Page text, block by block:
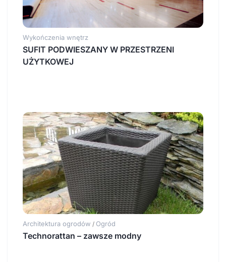
Wykończenia wnętrz
SUFIT PODWIESZANY W PRZESTRZENI
UŻYTKOWEJ
Architektura ogrodów / Ogród
Technorattan – zawsze modny